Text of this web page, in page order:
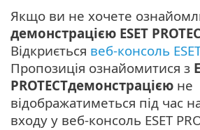
Якщо ви не хочете
демонстрацією ESET
Відкриється веб-консоль
Пропозиція ознайомитися з
PROTECTдемонстрацією не
відображатиметься під час
входу у веб-консоль ESET